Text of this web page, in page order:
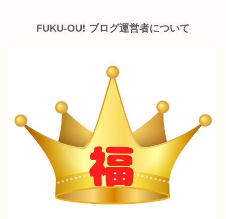
FUKU-OU! ブログ運営者について